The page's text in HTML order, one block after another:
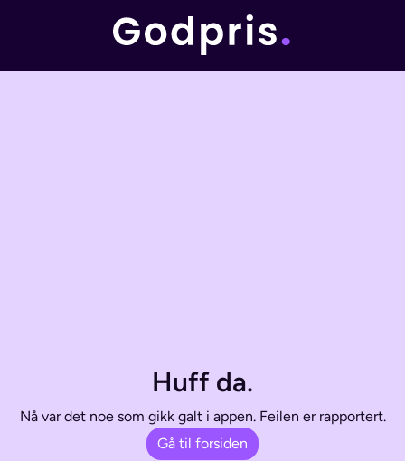
Huff da.
Nå var det noe som gikk galt i appen. Feilen er rapportert.
Gå til forsiden